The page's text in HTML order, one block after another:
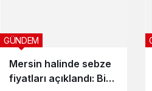
Mersin halinde sebze
fiyatları açıklandı: Bir
GÜNDEM